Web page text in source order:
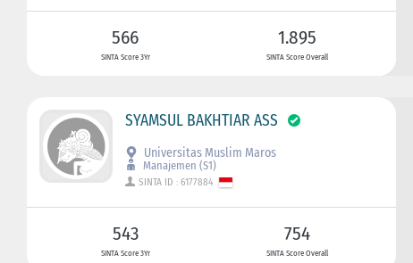
566
SINTA Score 3Yr
1.895
SINTA Score Overall
SYAMSUL BAKHTIAR ASS
Universitas Muslim Maros
Manajemen (S1)
SINTA ID : 6177884
543
SINTA Score 3Yr
754
SINTA Score Overall